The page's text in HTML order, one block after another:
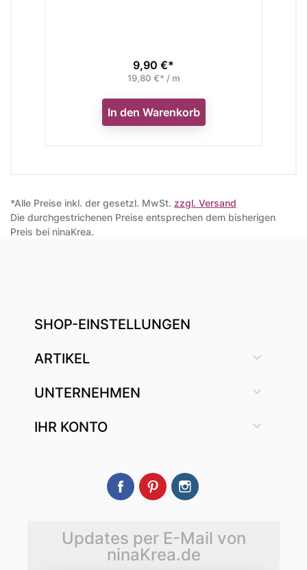
Preis
9,90 €*
19,80 €* / m
In den Warenkorb
*Alle Preise inkl. der gesetzl. MwSt. zzgl. Versand
Die durchgestrichenen Preise entsprechen dem bisherigen
Preis bei ninaKrea.
SHOP-EINSTELLUNGEN
ARTIKEL 
UNTERNEHMEN 
IHR KONTO 
FacebookPinterest
Updates per E-Mail von
ninaKrea.de